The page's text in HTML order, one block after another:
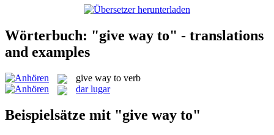
Wörterbuch: "give way to" - translations
and examples
give way to verb
dar lugar
Beispielsätze mit "give way to"